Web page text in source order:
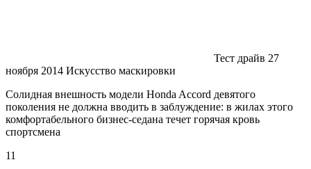
Тест драйв 27
ноября 2014 Искусство маскировки
Солидная внешность модели Honda Accord девятого
поколения не должна вводить в заблуждение: в жилах этого
комфортабельного бизнес-седана течет горячая кровь
спортсмена
11